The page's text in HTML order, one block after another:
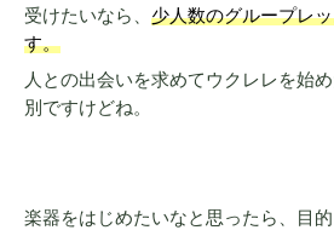
受けたいなら、 少人数のグループレ
す。
人との出会いを求めてウクレレを始
別ですけどね。
楽器をはじめたいなと思ったら、目